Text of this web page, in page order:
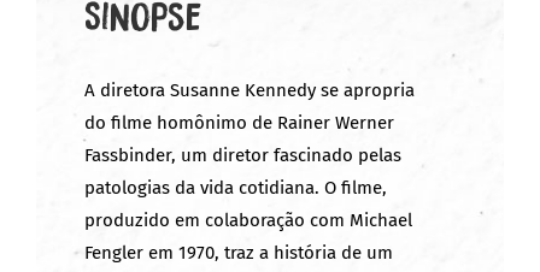
Sinopse
A diretora Susanne Kennedy se apropria
do filme homônimo de Rainer Werner
Fassbinder, um diretor fascinado pelas
patologias da vida cotidiana. O filme,
produzido em colaboração com Michael
Fengler em 1970, traz a história de um